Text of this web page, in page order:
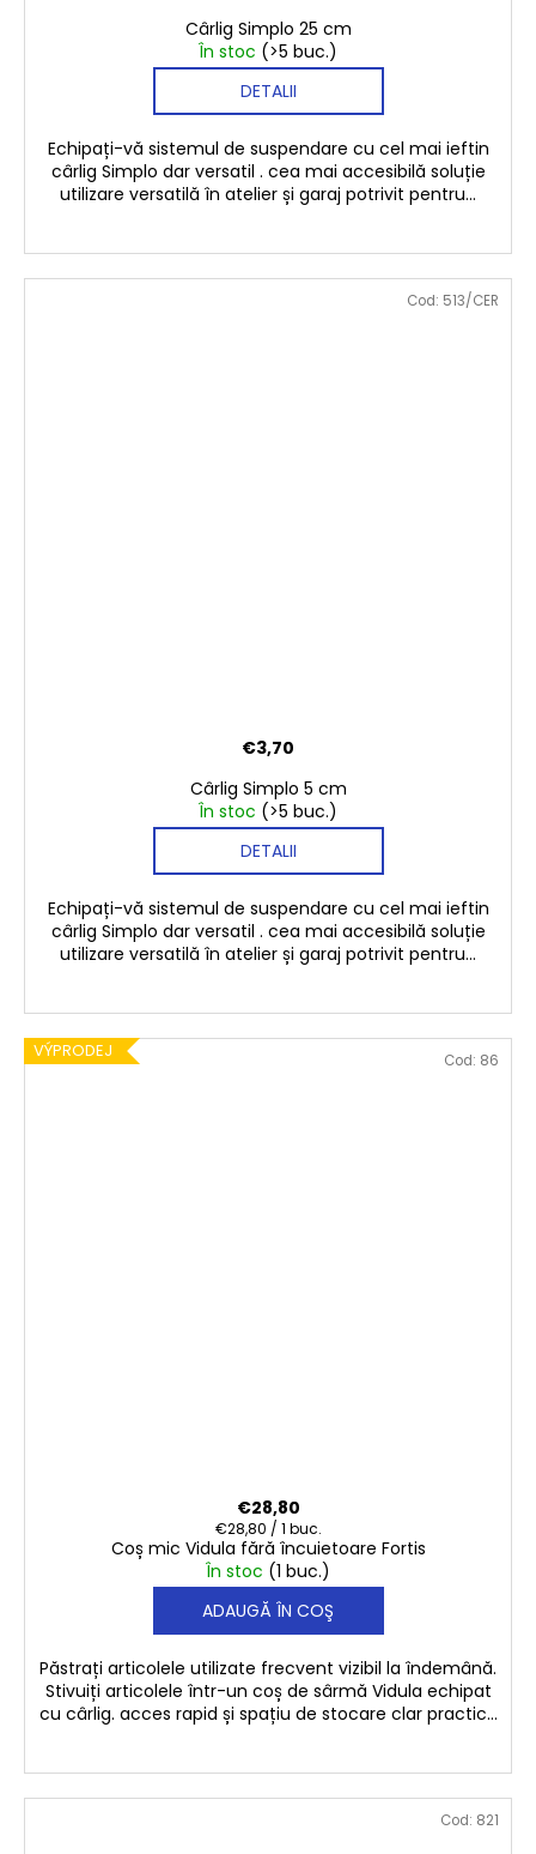
Cârlig Simplo 25 cm
În stoc (>5 buc.)
DETALII
Echipați-vă sistemul de suspendare cu cel mai ieftin
cârlig Simplo dar versatil . cea mai accesibilă soluție
utilizare versatilă în atelier și garaj potrivit pentru...
Cârlig Simplo 5 cm
În stoc (>5 buc.)
€3,70
DETALII
Echipați-vă sistemul de suspendare cu cel mai ieftin
cârlig Simplo dar versatil . cea mai accesibilă soluție
utilizare versatilă în atelier și garaj potrivit pentru...
Cod: 513/CER
VÝPRODEJ
Coș mic Vidula fără încuietoare Fortis
În stoc (1 buc.)
€28,80
Evaluare
preţ:
€28,80 / 1 buc.
ADAUGĂ ÎN COŞ
Păstrați articolele utilizate frecvent vizibil la îndemână.
Stivuiți articolele într-un coș de sârmă Vidula echipat
cu cârlig. acces rapid și spațiu de stocare clar practic...
Cod: 86
Cod: 821